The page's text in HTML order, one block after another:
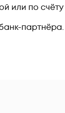
или по
партнёра.